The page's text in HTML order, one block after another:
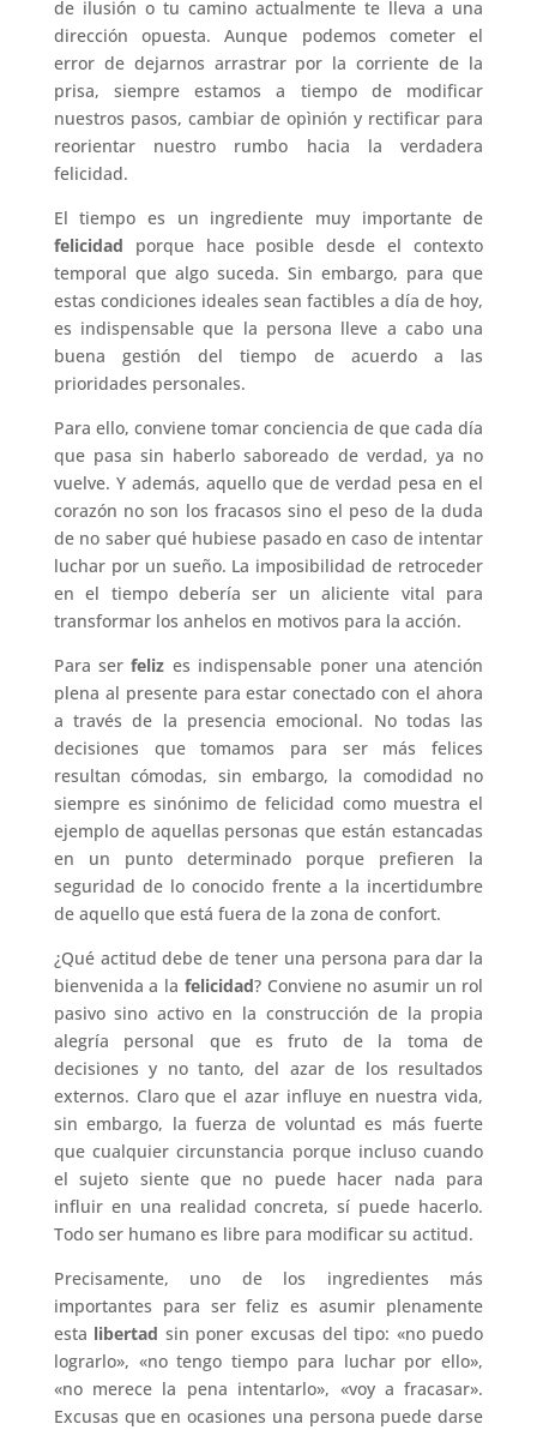
de ilusión o tu camino actualmente te lleva a una
dirección opuesta. Aunque podemos cometer el
error de dejarnos arrastrar por la corriente de la
prisa, siempre estamos a tiempo de modificar
nuestros pasos, cambiar de opìnión y rectificar para
reorientar nuestro rumbo hacia la verdadera
felicidad.
El tiempo es un ingrediente muy importante de
felicidad porque hace posible desde el contexto
temporal que algo suceda. Sin embargo, para que
estas condiciones ideales sean factibles a día de hoy,
es indispensable que la persona lleve a cabo una
buena gestión del tiempo de acuerdo a las
prioridades personales.
Para ello, conviene tomar conciencia de que cada día
que pasa sin haberlo saboreado de verdad, ya no
vuelve. Y además, aquello que de verdad pesa en el
corazón no son los fracasos sino el peso de la duda
de no saber qué hubiese pasado en caso de intentar
luchar por un sueño. La imposibilidad de retroceder
en el tiempo debería ser un aliciente vital para
transformar los anhelos en motivos para la acción.
Para serfeliz es indispensable poner una atención
plena al presente para estar conectado con el ahora
a través de la presencia emocional. No todas las
decisiones que tomamos para ser más felices
resultan cómodas, sin embargo, la comodidad no
siempre es sinónimo de felicidad como muestra el
ejemplo de aquellas personas que están estancadas
en un punto determinado porque prefieren la
seguridad de lo conocido frente a la incertidumbre
de aquello que está fuera de la zona de confort.
¿Qué actitud debe de tener una persona para dar la
bienvenida a la felicidad? Conviene no asumir un rol
pasivo sino activo en la construcción de la propia
alegría personal que es fruto de la toma de
decisiones y no tanto, del azar de los resultados
externos. Claro que el azar influye en nuestra vida,
sin embargo, la fuerza de voluntad es más fuerte
que cualquier circunstancia porque incluso cuando
el sujeto siente que no puede hacer nada para
influir en una realidad concreta, sí puede hacerlo.
Todo ser humano es libre para modificar su actitud.
Precisamente, uno de los ingredientes más
importantes para ser feliz es asumir plenamente
esta libertad sin poner excusas del tipo: «no puedo
lograrlo», «no tengo tiempo para luchar por ello»,
«no merece la pena intentarlo», «voy a fracasar».
Excusas que en ocasiones una persona puede darse